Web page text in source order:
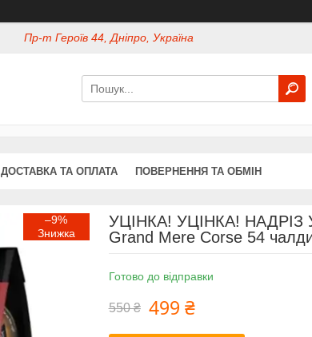
Пр-т Героїв 44, Дніпро, Україна
ДОСТАВКА ТА ОПЛАТА ПОВЕРНЕННЯ ТА ОБМІН
–9%
УЦІНКА! УЦІНКА! НАДРІЗ
Grand Mere Corse 54
Готово до відправки
550 ₴ 499 ₴